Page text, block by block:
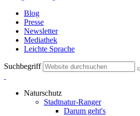
Blog
Presse
Newsletter
Mediathek
Leichte Sprache
Suchbegriff
Naturschutz
Stadtnatur-Ranger
Darum geht's